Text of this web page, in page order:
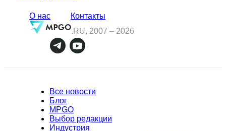
О нас
Контакты
.RU, 2007 – 2026
Все новости
Блог
MPGO
Выбор редакции
Индустрия